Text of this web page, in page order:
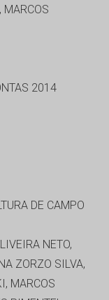
MARCOS
2014
DE CAMPO
NETO,
ZORZO SILVA,
MARCOS